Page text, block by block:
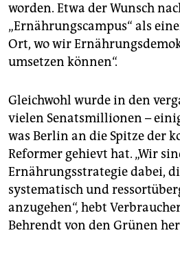
worden. Etwa der Wunsch
„Ernährungscampus“ als
Ort, wo wir
umsetzen können“.
Gleichwohl wurde in den
vielen Senatsmillionen –
was Berlin an die Spitze der
Reformer gehievt hat. „Wir
Ernährungsstrategie dabei,
systematisch und
anzugehen“, hebt
Behrendt von den Grünen